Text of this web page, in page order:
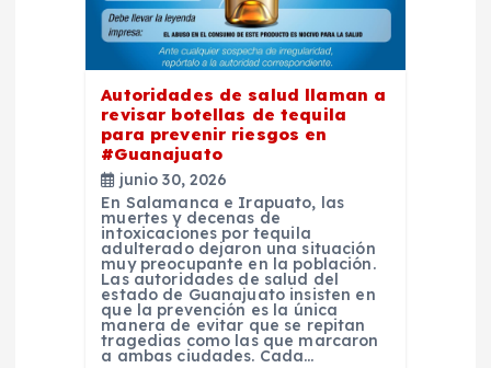
Autoridades de salud llaman a
revisar botellas de tequila
para prevenir riesgos en
#Guanajuato
junio 30, 2026
En Salamanca e Irapuato, las
muertes y decenas de
intoxicaciones por tequila
adulterado dejaron una situación
muy preocupante en la población.
Las autoridades de salud del
estado de Guanajuato insisten en
que la prevención es la única
manera de evitar que se repitan
tragedias como las que marcaron
a ambas ciudades. Cada…